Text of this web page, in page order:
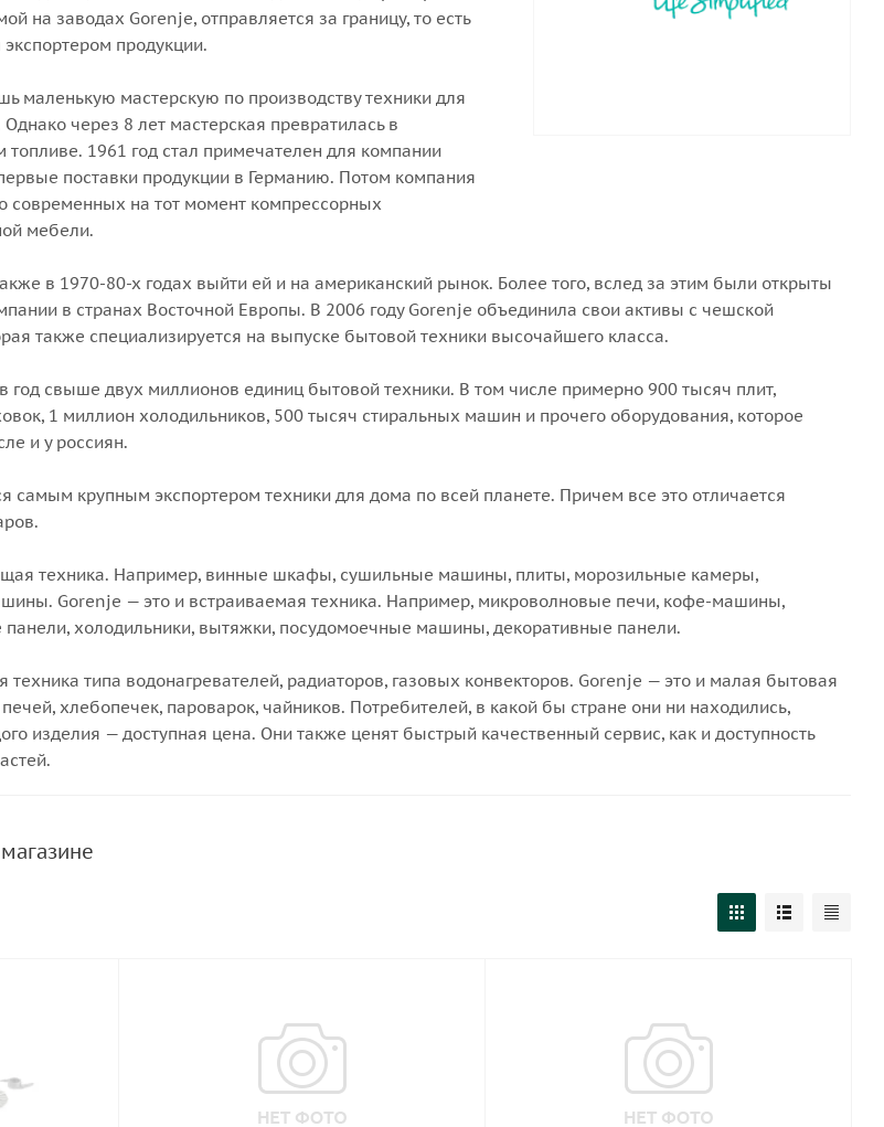
на заводах Gorenje, отправляется за границу, то есть
продукции.
маленькую мастерскую по производству техники для
через 8 лет мастерская превратилась в
топливе. 1961 год стал примечателен для компании
поставки продукции в Германию. Потом компания
современных на тот момент компрессорных
мебели.
в 1970-80-х годах выйти ей и на американский рынок. Более того, вслед за этим были открыты
в странах Восточной Европы. В 2006 году Gorenje объединила свои активы с чешской
также специализируется на выпуске бытовой техники высочайшего класса.
год свыше двух миллионов единиц бытовой техники. В том числе примерно 900 тысяч плит,
1 миллион холодильников, 500 тысяч стиральных машин и прочего оборудования, которое
и у россиян.
самым крупным экспортером техники для дома по всей планете. Причем все это отличается
техника. Например, винные шкафы, сушильные машины, плиты, морозильные камеры,
Gorenje — это и встраиваемая техника. Например, микроволновые печи, кофе-машины,
панели, холодильники, вытяжки, посудомоечные машины, декоративные панели.
техника типа водонагревателей, радиаторов, газовых конвекторов. Gorenje — это и малая бытовая
хлебопечек, пароварок, чайников. Потребителей, в какой бы стране они ни находились,
изделия — доступная цена. Они также ценят быстрый качественный сервис, как и доступность